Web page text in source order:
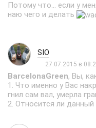
Потому что... если у
наю чего и делать
SIO
27.07.2015 в
BarcelonaGreen, Вы,
1. Что именно у Вас
гнил сам вал, умерла
2. Относится ли